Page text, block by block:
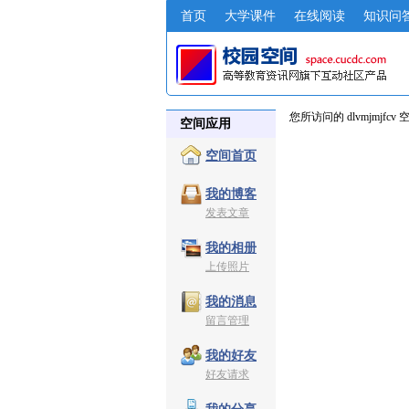
首页 大学课件 在线阅读 知识问
空间应用
空间首页
我的博客
发表文章
我的相册
上传照片
我的消息
留言管理
我的好友
好友请求
您所访问的 dlvmjmjfcv